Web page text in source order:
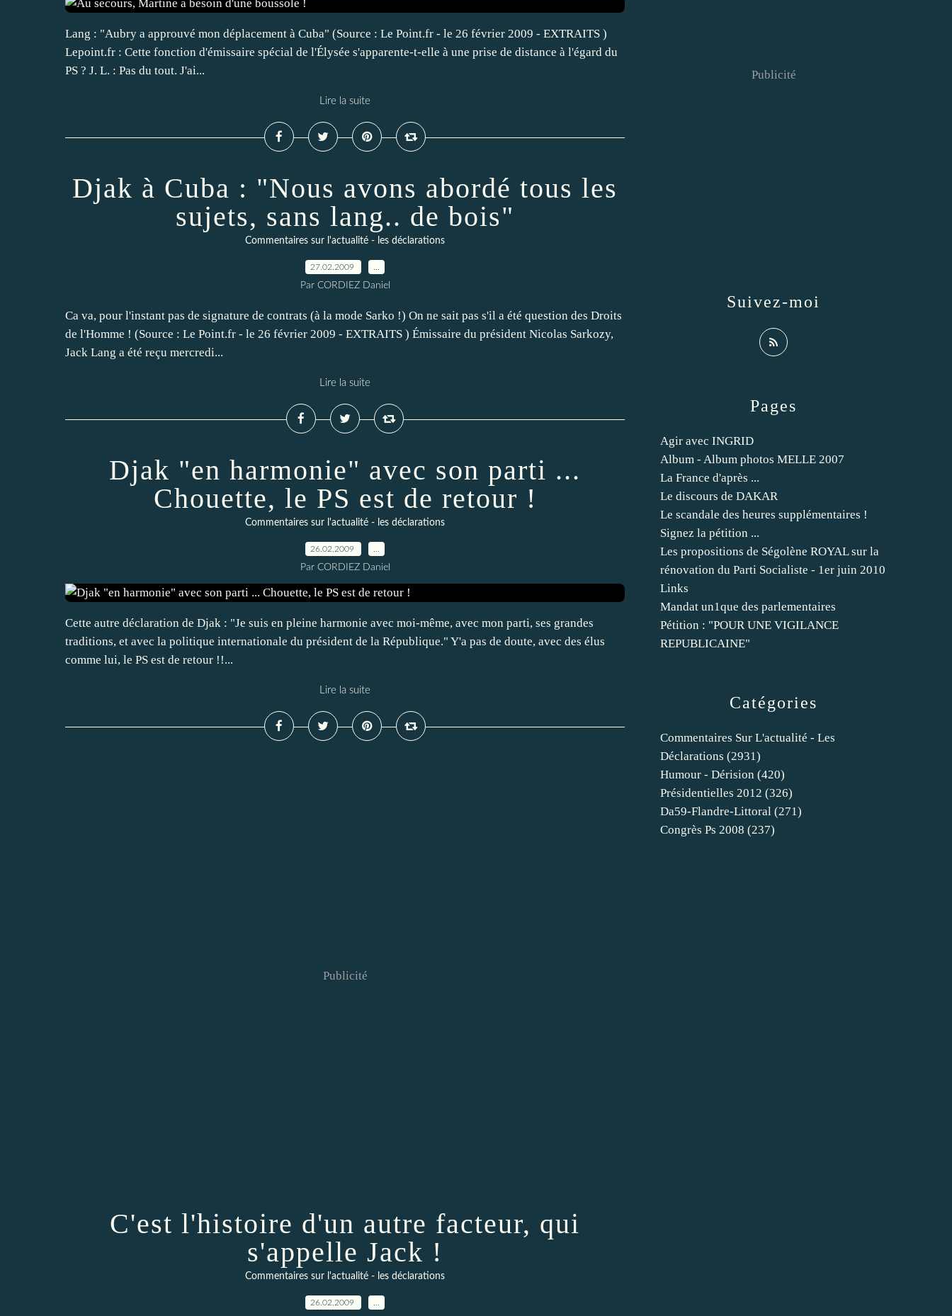
Lang : "Aubry a approuvé mon déplacement à Cuba" (Source : Le Point.fr - le 26 février 2009 - EXTRAITS )
Lepoint.fr : Cette fonction d'émissaire spécial de l'Élysée s'apparente-t-elle à une prise de distance à l'égard du
PS ? J. L. : Pas du tout. J'ai...
Lire la suite
Djak à Cuba : "Nous avons abordé tous les
sujets, sans lang.. de bois"
Commentaires sur l'actualité - les déclarations
27.02.2009
Par CORDIEZ Daniel
Ca va, pour l'instant pas de signature de contrats (à la mode Sarko !) On ne sait pas s'il a été question des Droits
de l'Homme ! (Source : Le Point.fr - le 26 février 2009 - EXTRAITS ) Émissaire du président Nicolas Sarkozy,
Jack Lang a été reçu mercredi...
Lire la suite
Djak "en harmonie" avec son parti ...
Chouette, le PS est de retour !
Commentaires sur l'actualité - les déclarations
26.02.2009
Par CORDIEZ Daniel
Cette autre déclaration de Djak : "Je suis en pleine harmonie avec moi-même, avec mon parti, ses grandes
traditions, et avec la politique internationale du président de la République." Y'a pas de doute, avec des élus
comme lui, le PS est de retour !!...
Lire la suite
Publicité
C'est l'histoire d'un autre facteur, qui
s'appelle Jack !
Commentaires sur l'actualité - les déclarations
26.02.2009
Catégories
Commentaires Sur L'actualité - Les
Déclarations (2931)
Humour - Dérision (420)
Présidentielles 2012 (326)
Da59-Flandre-Littoral (271)
Congrès Ps 2008 (237)
Pages
Agir avec INGRID
Album - Album photos MELLE 2007
La France d'après ...
Le discours de DAKAR
Le scandale des heures supplémentaires !
Signez la pétition ...
Les propositions de Ségolène ROYAL sur la
rénovation du Parti Socialiste - 1er juin 2010
Links
Mandat un1que des parlementaires
Pétition : "POUR UNE VIGILANCE
REPUBLICAINE"
Suivez-moi
Publicité